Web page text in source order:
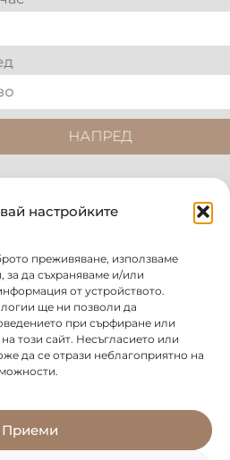
настройките
преживяване, използваме
за да съхраняваме и/или
от устройството.
ще ни позволи да
при сърфиране или
този сайт. Несъгласието или
да се отрази неблагоприятно на
Приеми